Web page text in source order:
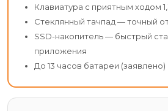
Клавиатура с приятным ходом
Стеклянный тачпад — точный
SSD-накопитель — быстрый
приложения
До 13 часов батареи (заявлено)